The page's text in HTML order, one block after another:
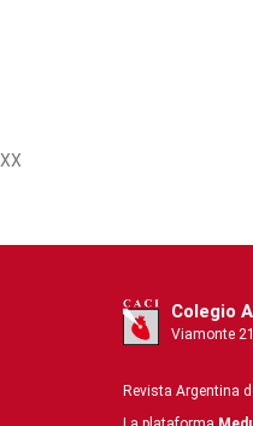
XX
Colegio
Viamonte
Revista Argentina